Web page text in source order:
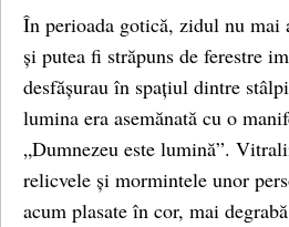
În perioada gotică, zidul nu mai
și putea fi străpuns de ferestre
desfășurau în spațiul dintre
lumina era asemănată cu o
„Dumnezeu este lumină”.
relicvele și mormintele unor
acum plasate în cor, mai